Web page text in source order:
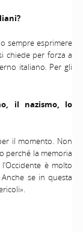
sempre esprimere
chiede per forza a
italiano. Per gli
il nazismo, lo
il momento. Non
perché la memoria
è molto
se in questa